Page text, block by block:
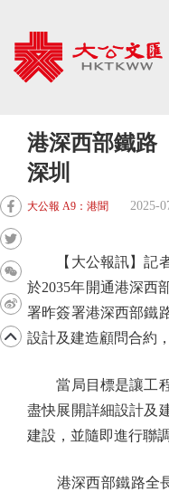
港深西部鐵
深圳
大公報 A9：港聞 2025-
【大公報訊】記者
於2035年開通港深西
署昨簽署港深西部鐵
設計及建造顧問合約
當局目標是讓工程
盡快展開詳細設計及
建設，並隨即進行聯
港深西部鐵路全長